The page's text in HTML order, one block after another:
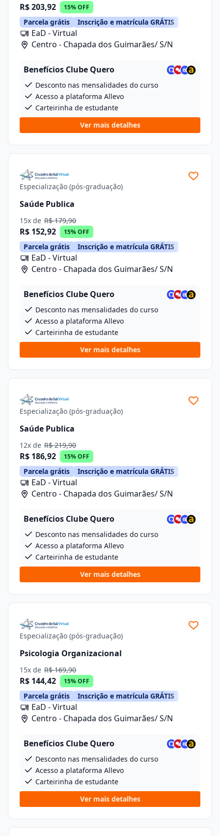
R$ 203,92 15% OFF
Parcela grátis Inscrição e matrícula GRÁTIS
EaD - Virtual
Centro - Chapada dos Guimarães/ S/N
Benefícios Clube Quero
Desconto nas mensalidades do curso
Acesso a plataforma Allevo
Carteirinha de estudante
Ver mais detalhes
Especialização (pós-graduação)
Saúde Publica
15x de R$ 179,90
R$ 152,92 15% OFF
Parcela grátis Inscrição e matrícula GRÁTIS
EaD - Virtual
Centro - Chapada dos Guimarães/ S/N
Benefícios Clube Quero
Desconto nas mensalidades do curso
Acesso a plataforma Allevo
Carteirinha de estudante
Ver mais detalhes
Especialização (pós-graduação)
Saúde Publica
12x de R$ 219,90
R$ 186,92 15% OFF
Parcela grátis Inscrição e matrícula GRÁTIS
EaD - Virtual
Centro - Chapada dos Guimarães/ S/N
Benefícios Clube Quero
Desconto nas mensalidades do curso
Acesso a plataforma Allevo
Carteirinha de estudante
Ver mais detalhes
Especialização (pós-graduação)
Psicologia Organizacional
15x de R$ 169,90
R$ 144,42 15% OFF
Parcela grátis Inscrição e matrícula GRÁTIS
EaD - Virtual
Centro - Chapada dos Guimarães/ S/N
Benefícios Clube Quero
Desconto nas mensalidades do curso
Acesso a plataforma Allevo
Carteirinha de estudante
Ver mais detalhes